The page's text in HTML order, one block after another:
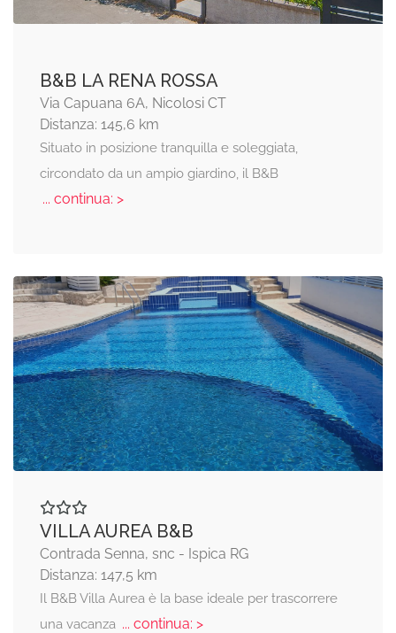
B&B LA RENA ROSSA
Via Capuana 6A, Nicolosi CT
Distanza: 145,6 km
Situato in posizione tranquilla e soleggiata,
circondato da un ampio giardino, il B&B
... continua: >
VILLA AUREA B&B
Contrada Senna, snc - Ispica RG
Distanza: 147,5 km
Il B&B Villa Aurea è la base ideale per trascorrere
una vacanza ... continua: >